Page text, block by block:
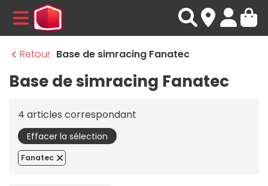
MENU
Retour Base de simracing Fanatec
Base de simracing Fanatec
4 articles correspondant
Effacer la sélection
Fanatec